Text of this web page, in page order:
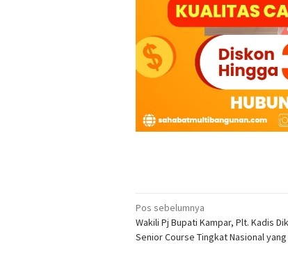
Navigasi
pos
Pos sebelumnya
Wakili Pj Bupati Kampar, Plt. Kadis
Senior Course Tingkat Nasional